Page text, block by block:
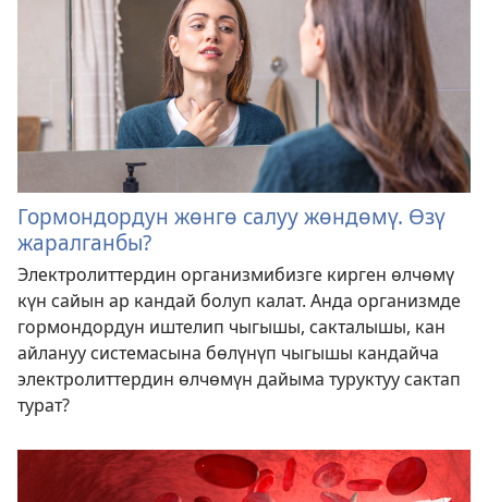
Гормондордун жөнгө салуу жөндөмү. Өзү
жаралганбы?
Электролиттердин организмибизге кирген өлчөмү
күн сайын ар кандай болуп калат. Анда организмде
гормондордун иштелип чыгышы, сакталышы, кан
айлануу системасына бөлүнүп чыгышы кандайча
электролиттердин өлчөмүн дайыма туруктуу сактап
турат?